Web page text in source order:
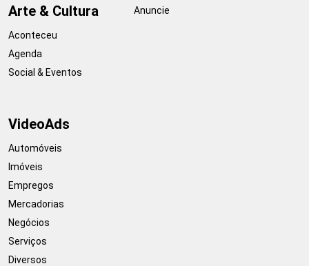
Arte & Cultura
Aconteceu
Agenda
Social & Eventos
Anuncie
VideoAds
Automóveis
Imóveis
Empregos
Mercadorias
Negócios
Serviços
Diversos